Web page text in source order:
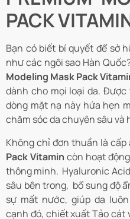
PACK
Bạn có biết bí quyết để sở
như các ngôi sao Hàn
Modeling Mask Pack
dành cho mọi loại da.
dòng mặt nạ này hứa hẹn
chăm sóc da chuyên sâu và
Không chỉ đơn thuần là cấp
Pack Vitamin còn hoạt
thông minh. Hyaluronic
sâu bên trong, bổ sung độ
sự mất nước, giúp da
cạnh đó, chiết xuất Tảo